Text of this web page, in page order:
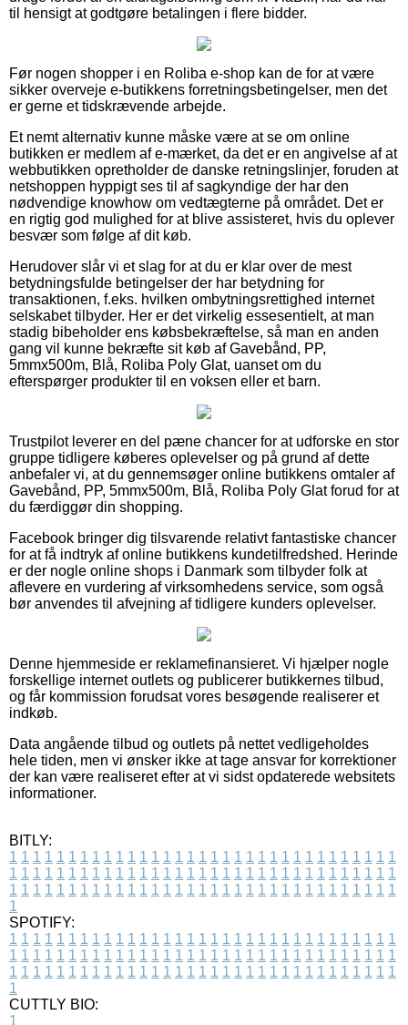
til hensigt at godtgøre betalingen i flere bidder.
Før nogen shopper i en Roliba e-shop kan de for at være
sikker overveje e-butikkens forretningsbetingelser, men det
er gerne et tidskrævende arbejde.
Et nemt alternativ kunne måske være at se om online
butikken er medlem af e-mærket, da det er en angivelse af at
webbutikken opretholder de danske retningslinjer, foruden at
netshoppen hyppigt ses til af sagkyndige der har den
nødvendige knowhow om vedtægterne på området. Det er
en rigtig god mulighed for at blive assisteret, hvis du oplever
besvær som følge af dit køb.
Herudover slår vi et slag for at du er klar over de mest
betydningsfulde betingelser der har betydning for
transaktionen, f.eks. hvilken ombytningsrettighed internet
selskabet tilbyder. Her er det virkelig essesentielt, at man
stadig bibeholder ens købsbekræftelse, så man en anden
gang vil kunne bekræfte sit køb af Gavebånd, PP,
5mmx500m, Blå, Roliba Poly Glat, uanset om du
efterspørger produkter til en voksen eller et barn.
Trustpilot leverer en del pæne chancer for at udforske en stor
gruppe tidligere køberes oplevelser og på grund af dette
anbefaler vi, at du gennemsøger online butikkens omtaler af
Gavebånd, PP, 5mmx500m, Blå, Roliba Poly Glat forud for at
du færdiggør din shopping.
Facebook bringer dig tilsvarende relativt fantastiske chancer
for at få indtryk af online butikkens kundetilfredshed. Herinde
er der nogle online shops i Danmark som tilbyder folk at
aflevere en vurdering af virksomhedens service, som også
bør anvendes til afvejning af tidligere kunders oplevelser.
Denne hjemmeside er reklamefinansieret. Vi hjælper nogle
forskellige internet outlets og publicerer butikkernes tilbud,
og får kommission forudsat vores besøgende realiserer et
indkøb.
Data angående tilbud og outlets på nettet vedligeholdes
hele tiden, men vi ønsker ikke at tage ansvar for korrektioner
der kan være realiseret efter at vi sidst opdaterede websitets
informationer.
BITLY:
1 1 1 1 1 1 1 1 1 1 1 1 1 1 1 1 1 1 1 1 1 1 1 1 1 1 1 1 1 1 1 1 1
1 1 1 1 1 1 1 1 1 1 1 1 1 1 1 1 1 1 1 1 1 1 1 1 1 1 1 1 1 1 1 1 1
1 1 1 1 1 1 1 1 1 1 1 1 1 1 1 1 1 1 1 1 1 1 1 1 1 1 1 1 1 1 1 1 1
1
SPOTIFY:
1 1 1 1 1 1 1 1 1 1 1 1 1 1 1 1 1 1 1 1 1 1 1 1 1 1 1 1 1 1 1 1 1
1 1 1 1 1 1 1 1 1 1 1 1 1 1 1 1 1 1 1 1 1 1 1 1 1 1 1 1 1 1 1 1 1
1 1 1 1 1 1 1 1 1 1 1 1 1 1 1 1 1 1 1 1 1 1 1 1 1 1 1 1 1 1 1 1 1
1
CUTTLY BIO:
1